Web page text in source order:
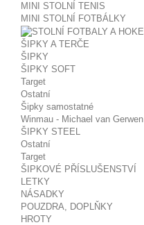
MINI STOLNÍ TENIS
MINI STOLNÍ FOTBÁLKY
ŠIPKY A TERČE
ŠIPKY
ŠIPKY SOFT
Target
Ostatní
Šipky samostatné
Winmau - Michael van Gerwen
ŠIPKY STEEL
Ostatní
Target
ŠIPKOVÉ PŘÍSLUŠENSTVÍ
LETKY
NÁSADKY
POUZDRA, DOPLŇKY
HROTY